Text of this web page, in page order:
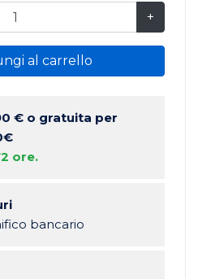
+
al carrello
€o gratuita per
ore.
bancario